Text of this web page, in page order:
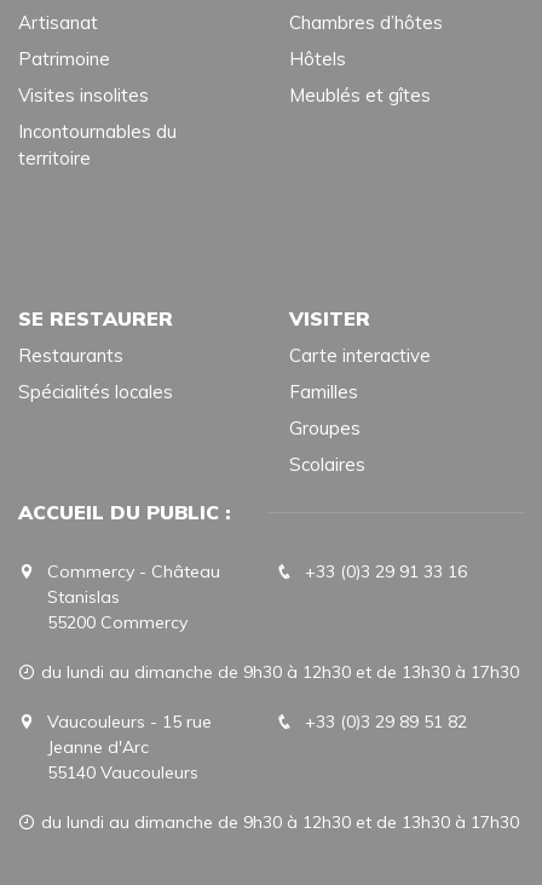
Artisanat
Patrimoine
Visites insolites
Incontournables du
territoire
Chambres d’hôtes
Hôtels
Meublés et gîtes
SE RESTAURER
Restaurants
Spécialités locales
VISITER
Carte interactive
Familles
Groupes
Scolaires
ACCUEIL DU PUBLIC :
Commercy - Château
Stanislas
55200 Commercy
+33 (0)3 29 91 33 16
du lundi au dimanche de 9h30 à 12h30 et de 13h30 à 17h30
Vaucouleurs - 15 rue
Jeanne d'Arc
55140 Vaucouleurs
+33 (0)3 29 89 51 82
du lundi au dimanche de 9h30 à 12h30 et de 13h30 à 17h30